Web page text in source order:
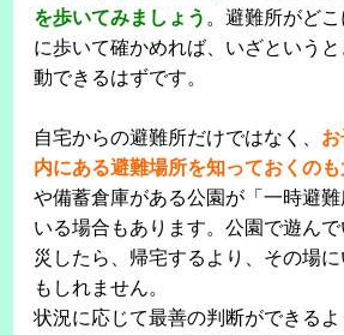
を歩いてみましょう 。避難所がど
に歩いて確かめれば、いざという
動できるはずです。
自宅からの避難所だけではなく、
内にある避難場所を知っておくのも
や備蓄倉庫がある公園が「一時避
いる場合もあります。公園で遊ん
災したら、帰宅するより、その場
もしれません。
状況に応じて最善の判断ができる